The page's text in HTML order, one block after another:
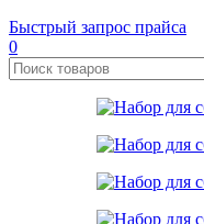
Быстрый запрос прайса
0